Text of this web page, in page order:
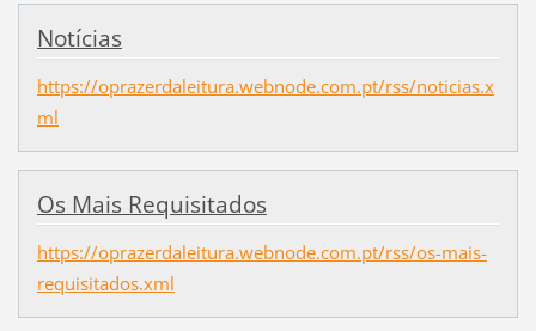
Notícias
https://oprazerdaleitura.webnode.com.pt/rss/noticias.x
ml
Os Mais Requisitados
https://oprazerdaleitura.webnode.com.pt/rss/os-mais-
requisitados.xml